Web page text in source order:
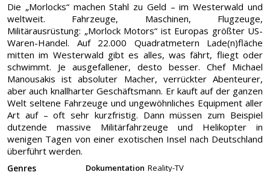
Die „Morlocks“ machen Stahl zu Geld – im Westerwald und
weltweit. Fahrzeuge, Maschinen, Flugzeuge,
Militärausrüstung: „Morlock Motors“ ist Europas größter US-
Waren-Handel. Auf 22.000 Quadratmetern Lade(n)fläche
mitten im Westerwald gibt es alles, was fährt, fliegt oder
schwimmt. Je ausgefallener, desto besser. Chef Michael
Manousakis ist absoluter Macher, verrückter Abenteurer,
aber auch knallharter Geschäftsmann. Er kauft auf der ganzen
Welt seltene Fahrzeuge und ungewöhnliches Equipment aller
Art auf – oft sehr kurzfristig. Dann müssen zum Beispiel
dutzende massive Militärfahrzeuge und Helikopter in
wenigen Tagen von einer exotischen Insel nach Deutschland
überführt werden.
Genres Dokumentation Reality-TV